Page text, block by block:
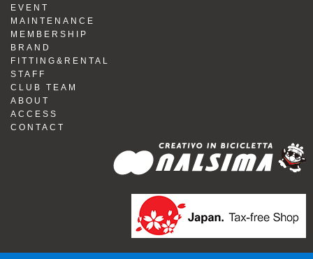
EVENT
MAINTENANCE
MEMBERSHIP
BRAND
FITTING&RENTAL
STAFF
CLUB TEAM
ABOUT
ACCESS
CONTACT